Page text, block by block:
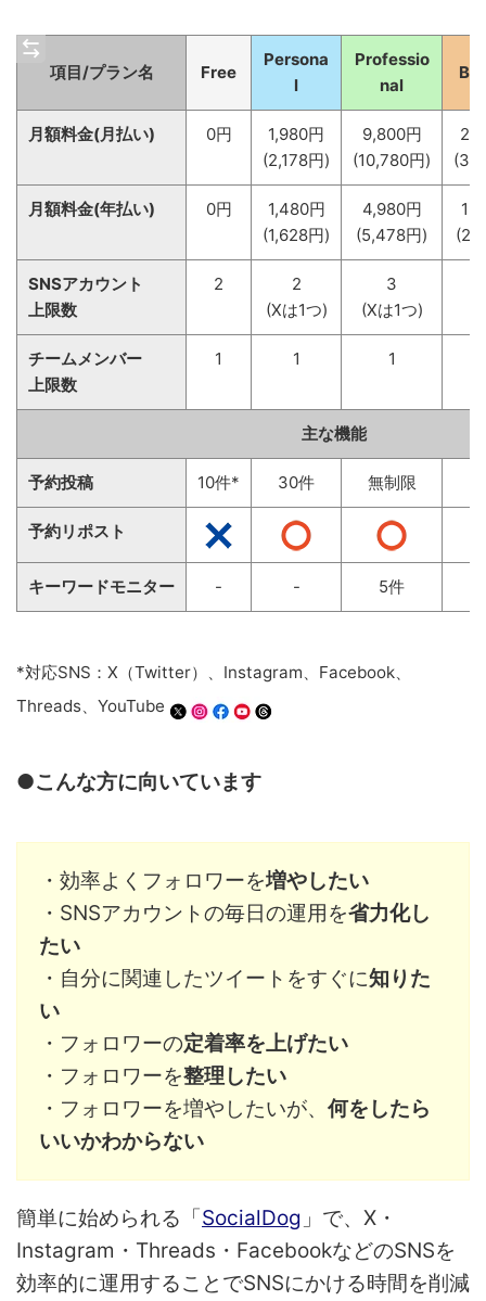
項目/プラン名 Free
Persona
l
Professio
nal
月額料金(月払い) 0円
1,980円
(2,178円)
9,800円
(10,780円)
月額料金(年払い) 0円
1,480円
(1,628円)
4,980円
(5,478円)
SNSアカウント
上限数
2
2
(Xは1つ)
3
(Xは1つ)
チームメンバー
上限数
1 1 1
主な機能
予約投稿 10件* 30件 無制限
予約リポスト
キーワードモニター - - 5件
*対応SNS：X（Twitter）、Instagram、Facebook、
Threads、YouTube
●こんな方に向いています
・効率よくフォロワーを増やしたい
・SNSアカウントの毎日の運用を省力化し
たい
・自分に関連したツイートをすぐに知りた
い
・フォロワーの定着率を上げたい
・フォロワーを整理したい
・フォロワーを増やしたいが、 何をしたら
いいかわからない
簡単に始められる「SocialDog 」で、X・
Instagram・Threads・FacebookなどのSNSを
効率的に運用することでSNSにかける時間を削減